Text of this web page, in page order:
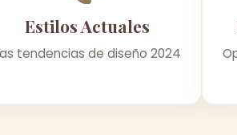
Estilos Actuales
tendencias de diseño 2024